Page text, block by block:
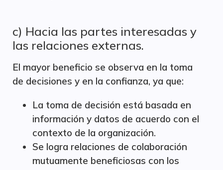
c) Hacia las partes interesadas y
las relaciones externas.
El mayor beneficio se observa en la toma
de decisiones y en la confianza, ya que:
La toma de decisión está basada en
información y datos de acuerdo con el
contexto de la organización.
Se logra relaciones de colaboración
mutuamente beneficiosas con los